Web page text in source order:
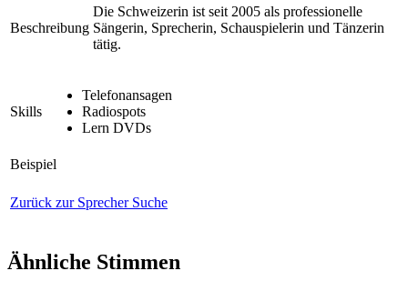
Beschreibung
Die Schweizerin ist seit 2005 als professionelle
Sängerin, Sprecherin, Schauspielerin und Tänzerin
tätig.
Skills
Telefonansagen
Radiospots
Lern DVDs
Beispiel
Zurück zur Sprecher Suche
Ähnliche Stimmen